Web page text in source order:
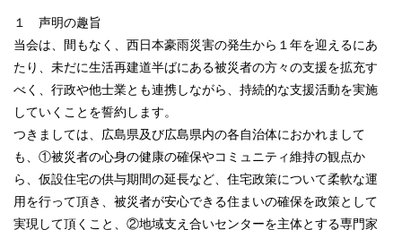
１ 声明の趣旨
当会は、間もなく、西日本豪雨災害の発生から１年を迎えるにあ
たり、未だに生活再建道半ばにある被災者の方々の支援を拡充す
べく、行政や他士業とも連携しながら、持続的な支援活動を実施
していくことを誓約します。
つきましては、広島県及び広島県内の各自治体におかれまして
も、①被災者の心身の健康の確保やコミュニティ維持の観点か
ら、仮設住宅の供与期間の延長など、住宅政策について柔軟な運
用を行って頂き、被災者が安心できる住まいの確保を政策として
実現して頂くこと、②地域支え合いセンターを主体とする専門家